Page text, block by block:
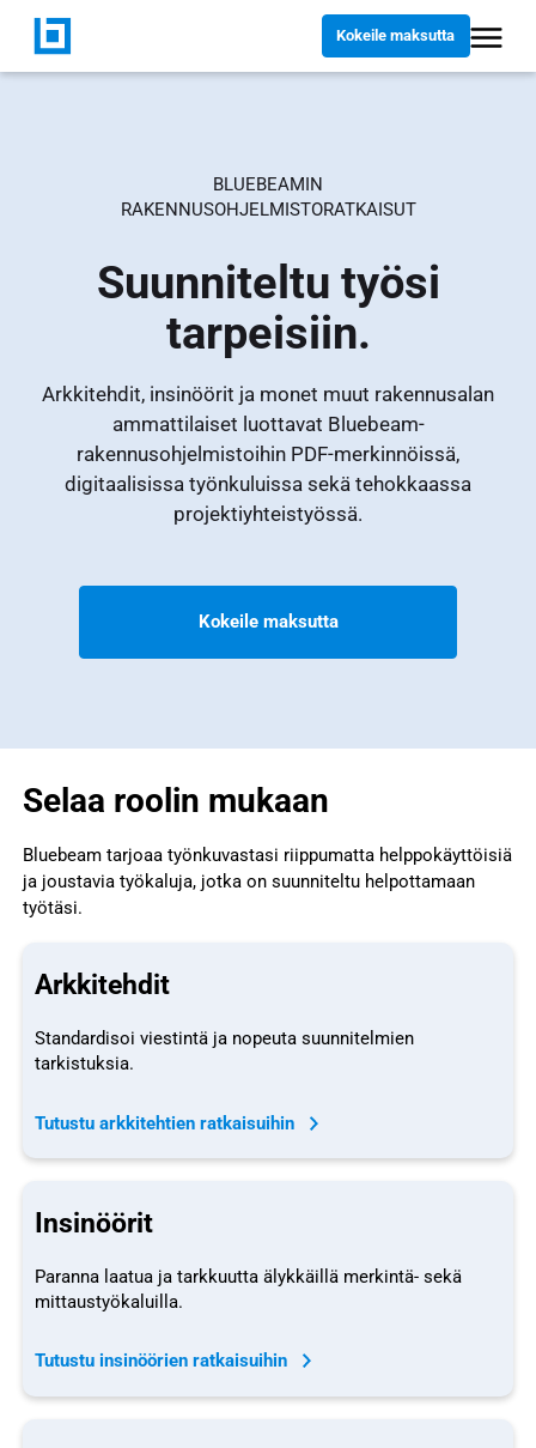
Kokeile maksutta
BLUEBEAMIN
RAKENNUSOHJELMISTORATKAISUT
Suunniteltu työsi
tarpeisiin.
Arkkitehdit, insinöörit ja monet muut rakennusalan
ammattilaiset luottavat Bluebeam-
rakennusohjelmistoihin PDF-merkinnöissä,
digitaalisissa työnkuluissa sekä tehokkaassa
projektiyhteistyössä.
Kokeile maksutta
Selaa roolin mukaan
Bluebeam tarjoaa työnkuvastasi riippumatta helppokäyttöisiä
ja joustavia työkaluja, jotka on suunniteltu helpottamaan
työtäsi.
Arkkitehdit
Standardisoi viestintä ja nopeuta suunnitelmien
tarkistuksia.
Tutustu arkkitehtien ratkaisuihin
Insinöörit
Paranna laatua ja tarkkuutta älykkäillä merkintä- sekä
mittaustyökaluilla.
Tutustu insinöörien ratkaisuihin